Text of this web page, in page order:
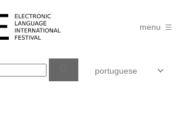
menu